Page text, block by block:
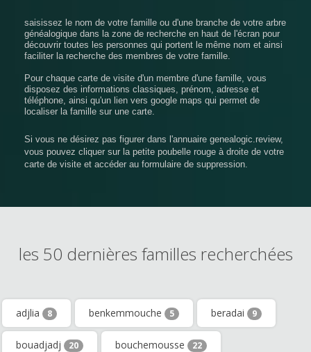
saisissez le nom de votre famille ou d'une branche de votre arbre
généalogique dans la zone de recherche en haut de l'écran pour
découvrir toutes les personnes qui portent le même nom et ainsi
faciliter la recherche des membres de votre famille.
Pour chaque carte de visite d'un membre d'une famille, vous
disposez des informations classiques, prénom, adresse et
téléphone, ainsi qu'un lien vers google maps qui permet de
localiser la famille sur une carte.
Si vous ne désirez pas figurer dans l'annuaire genealogic.review,
vous pouvez cliquer sur la petite poubelle rouge à droite de votre
carte de visite et accéder au formulaire de suppression.
les 50 dernières familles recherchées
adjlia 8 benkemmouche 5 beradai 9
bouadjadj 20 bouchemousse 22